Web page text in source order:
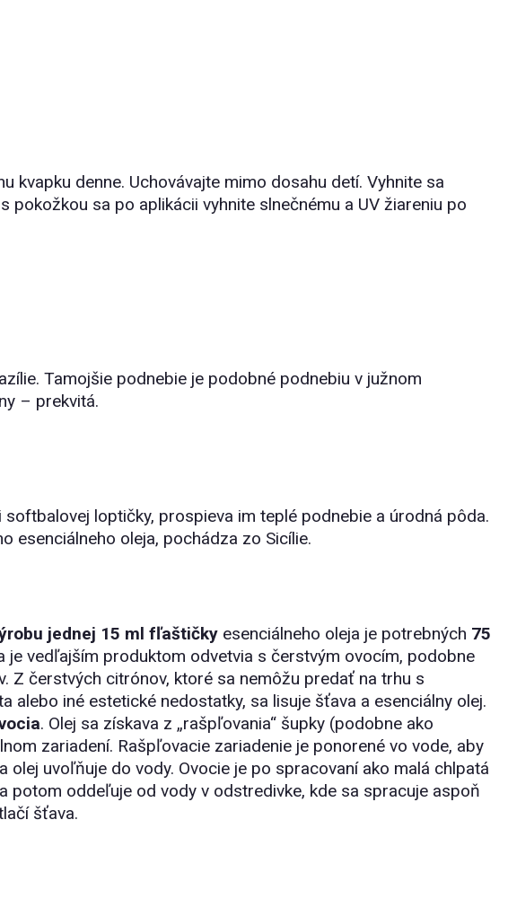
kvapku denne. Uchovávajte mimo dosahu detí. Vyhnite sa
sa po aplikácii vyhnite slnečnému a UV žiareniu po
Tamojšie podnebie je podobné podnebiu v južnom
– prekvitá.
loptičky, prospieva im teplé podnebie a úrodná pôda.
esenciálneho oleja, pochádza zo Sicílie.
jednej 15 ml fľaštičkyesenciálneho oleja je potrebných 75
je vedľajším produktom odvetvia s čerstvým ovocím, podobne
Z čerstvých citrónov, ktoré sa nemôžu predať na trhu s
alebo iné estetické nedostatky, sa lisuje šťava a esenciálny olej.
. Olej sa získava z „rašpľovania“ šupky (podobne ako
zariadení. Rašpľovacie zariadenie je ponorené vo vode, aby
olej uvoľňuje do vody. Ovocie je po spracovaní ako malá chlpatá
potom oddeľuje od vody v odstredivke, kde sa spracuje aspoň
šťava.